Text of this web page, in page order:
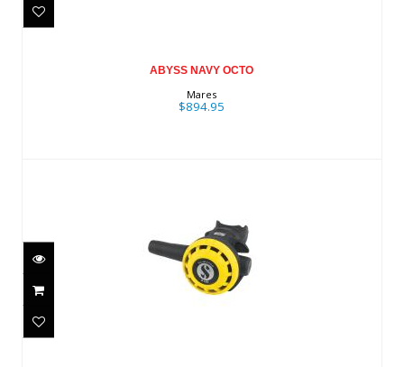
ABYSS NAVY OCTO
Mares
$894.95
R195 Octopus
$399.99